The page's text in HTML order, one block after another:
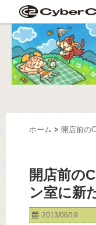
ホーム > 開店前の
開店前の
ン室に新
2013/06/19